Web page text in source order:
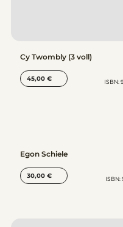
Cy Twombly (3 voll)
45,00 € ISBN:
Egon Schiele
30,00 € ISBN: